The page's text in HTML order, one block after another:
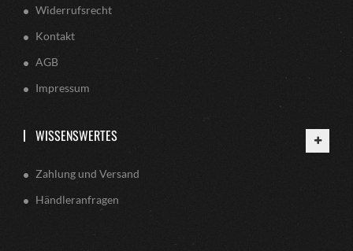
Widerrufsrecht
Kontakt
AGB
Impressum
WISSENSWERTES
Zahlung und Versand
Händleranfragen